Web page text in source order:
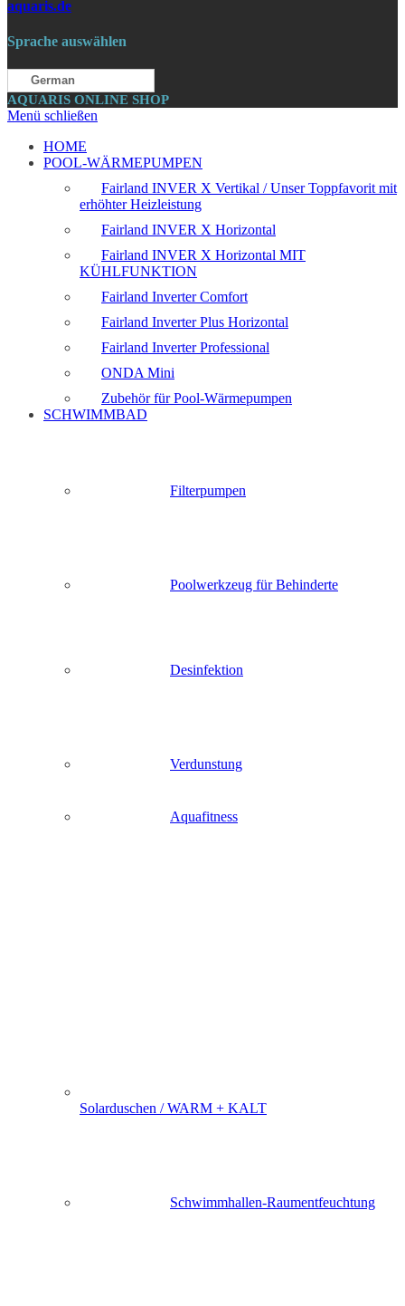
aquaris.de
Sprache auswählen
German
AQUARIS ONLINE SHOP
Menü schließen
HOME
POOL-WÄRMEPUMPEN
Fairland INVER X Vertikal / Unser Toppfavorit mit
erhöhter Heizleistung
Fairland INVER X Horizontal
Fairland INVER X Horizontal MIT
KÜHLFUNKTION
Fairland Inverter Comfort
Fairland Inverter Plus Horizontal
Fairland Inverter Professional
ONDA Mini
Zubehör für Pool-Wärmepumpen
SCHWIMMBAD
Filterpumpen
Poolwerkzeug für Behinderte
Desinfektion
Verdunstung
Aquafitness
Solarduschen / WARM + KALT
Schwimmhallen-Raumentfeuchtung